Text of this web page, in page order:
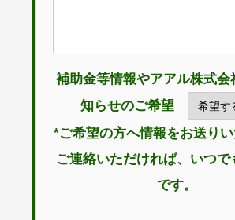
補助金等情報やアアル株式会
知らせのご希望
*ご希望の方へ情報をお送りい
ご連絡いただければ、いつで
です。